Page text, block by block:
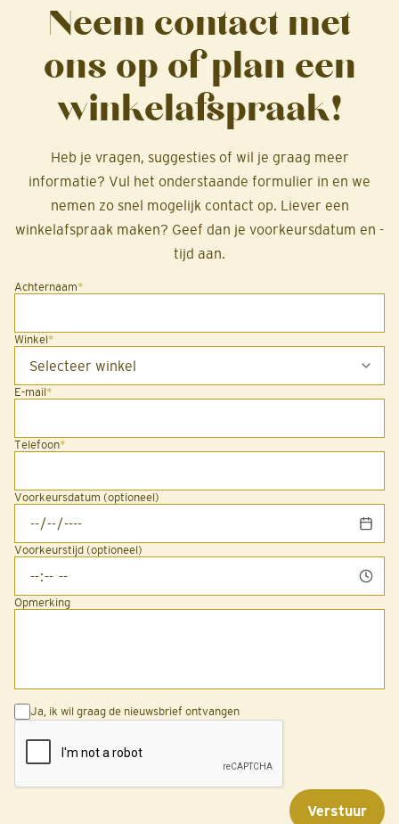
Neem contact met
ons op of plan een
winkelafspraak!
Heb je vragen, suggesties of wil je graag meer
informatie? Vul het onderstaande formulier in en we
nemen zo snel mogelijk contact op. Liever een
winkelafspraak maken? Geef dan je voorkeursdatum en -
tijd aan.
Achternaam*
Winkel*
E-mail*
Telefoon*
Voorkeursdatum (optioneel)
Voorkeurstijd (optioneel)
Opmerking
Ja, ik wil graag de nieuwsbrief ontvangen